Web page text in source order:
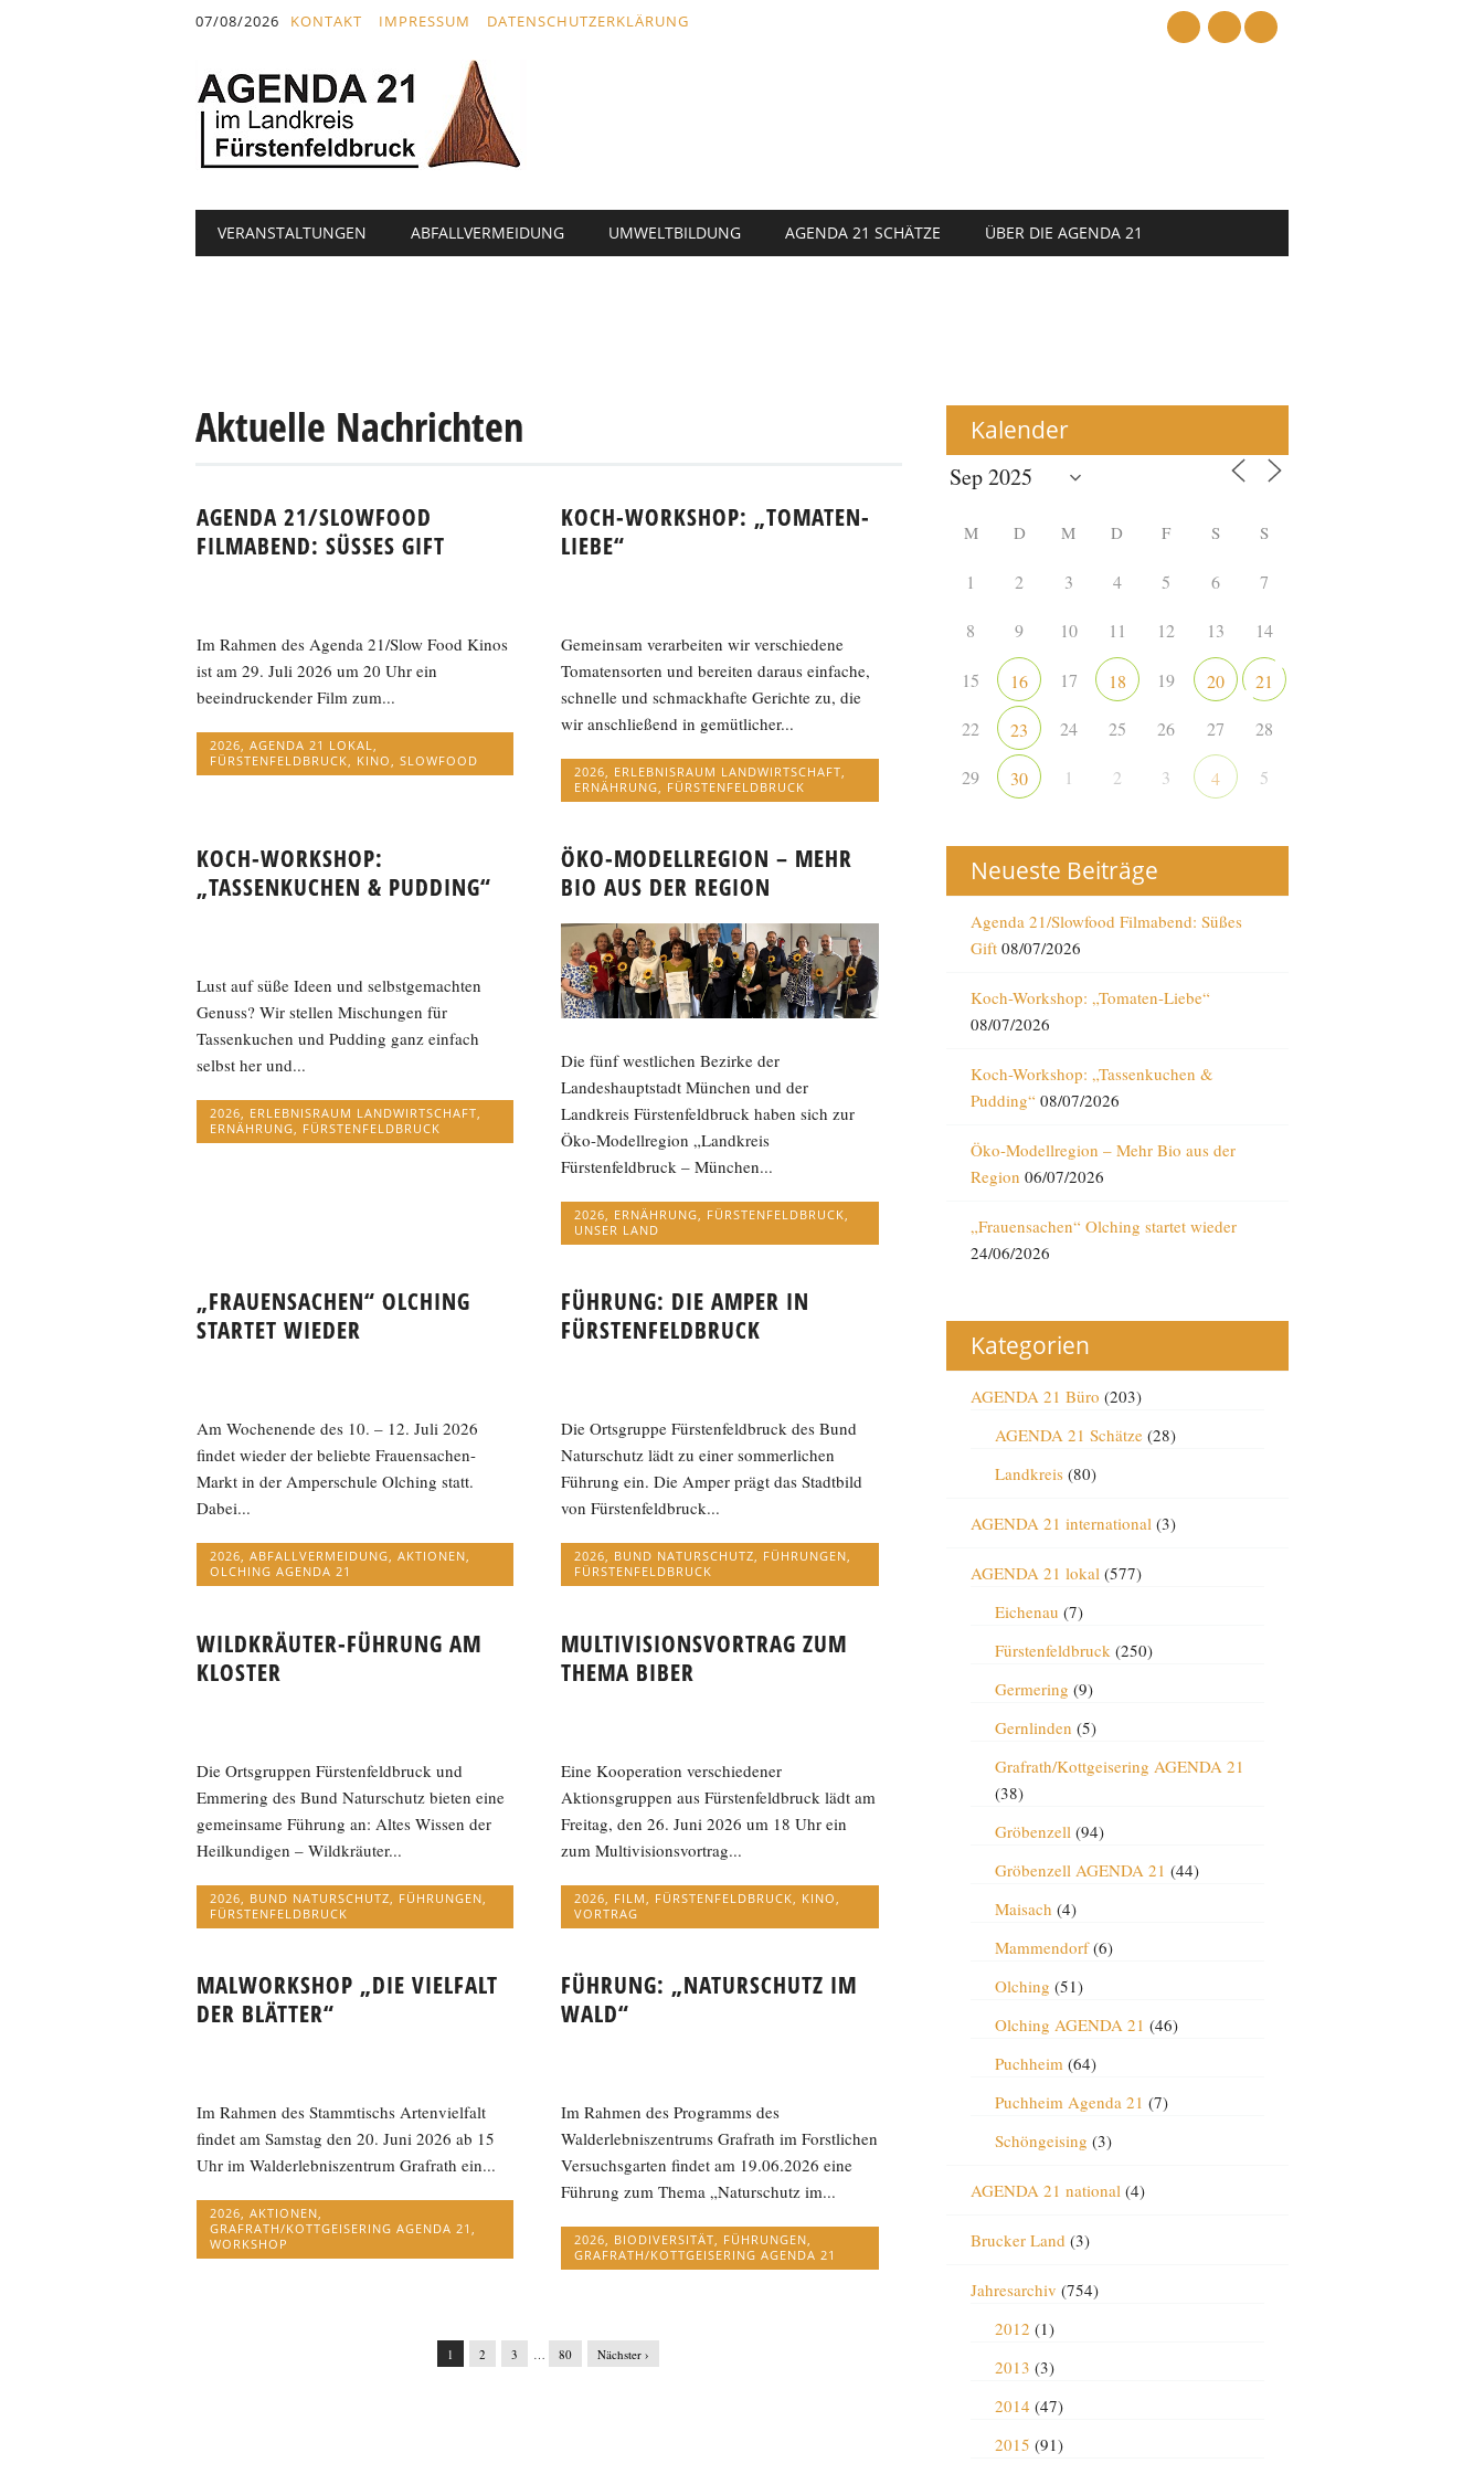
07/08/2026 KONTAKT IMPRESSUM DATENSCHUTZERKLÄRUNG
Hauptmenü
Abbrechen
VERANSTALTUNGEN ABFALLVERMEIDUNG UMWELTBILDUNG AGENDA 21 SCHÄTZE ÜBER DIE AGENDA 21
Aktuelle Nachrichten
AGENDA 21/SLOWFOOD
FILMABEND: SÜSSES GIFT
Im Rahmen des Agenda 21/Slow Food Kinos
ist am 29. Juli 2026 um 20 Uhr ein
beeindruckender Film zum...
2026 AGENDA 21 LOKAL
FÜRSTENFELDBRUCK
KINO SLOWFOOD
KOCH-WORKSHOP: „TOMATEN-
LIEBE“
Gemeinsam verarbeiten wir verschiedene
Tomatensorten und bereiten daraus einfache,
schnelle und schmackhafte Gerichte zu, die
wir anschließend in gemütlicher...
2026 ERLEBNISRAUM LANDWIRTSCHAFT
ERNÄHRUNG
FÜRSTENFELDBRUCK
KOCH-WORKSHOP:
„TASSENKUCHEN & PUDDING“
Lust auf süße Ideen und selbstgemachten
Genuss? Wir stellen Mischungen für
Tassenkuchen und Pudding ganz einfach
selbst her und...
2026 ERLEBNISRAUM LANDWIRTSCHAFT
ERNÄHRUNG
FÜRSTENFELDBRUCK
ÖKO-MODELLREGION – MEHR
BIO AUS DER REGION
Die fünf westlichen Bezirke der
Landeshauptstadt München und der
Landkreis Fürstenfeldbruck haben sich zur
Öko-Modellregion „Landkreis
Fürstenfeldbruck – München...
2026, ERNÄHRUNG, FÜRSTENFELDBRUCK,
UNSER LAND
„FRAUENSACHEN“ OLCHING
STARTET WIEDER
Am Wochenende des 10. – 12. Juli 2026
findet wieder der beliebte Frauensachen-
Markt in der Amperschule Olching statt.
Dabei...
2026, ABFALLVERMEIDUNG, AKTIONEN,
OLCHING AGENDA 21
FÜHRUNG: DIE AMPER IN
FÜRSTENFELDBRUCK
Die Ortsgruppe Fürstenfeldbruck des Bund
Naturschutz lädt zu einer sommerlichen
Führung ein. Die Amper prägt das Stadtbild
von Fürstenfeldbruck...
2026, BUND NATURSCHUTZ, FÜHRUNGEN,
FÜRSTENFELDBRUCK
WILDKRÄUTER-FÜHRUNG AM
KLOSTER
Die Ortsgruppen Fürstenfeldbruck und
Emmering des Bund Naturschutz bieten eine
gemeinsame Führung an: Altes Wissen der
Heilkundigen – Wildkräuter...
2026 BUND NATURSCHUTZ FÜHRUNGEN
FÜRSTENFELDBRUCK
MULTIVISIONSVORTRAG ZUM
THEMA BIBER
Eine Kooperation verschiedener
Aktionsgruppen aus Fürstenfeldbruck lädt am
Freitag, den 26. Juni 2026 um 18 Uhr ein
zum Multivisionsvortrag...
2026 FILM FÜRSTENFELDBRUCK KINO
VORTRAG
MALWORKSHOP „DIE VIELFALT
DER BLÄTTER“
Im Rahmen des Stammtischs Artenvielfalt
findet am Samstag den 20. Juni 2026 ab 15
Uhr im Walderlebniszentrum Grafrath ein...
2026, AKTIONEN,
GRAFRATH/KOTTGEISERING AGENDA 21 ,
WORKSHOP
FÜHRUNG: „NATURSCHUTZ IM
WALD“
Im Rahmen des Programms des
Walderlebniszentrums Grafrath im Forstlichen
Versuchsgarten findet am 19.06.2026 eine
Führung zum Thema „Naturschutz im...
2026, BIODIVERSITÄT, FÜHRUNGEN,
GRAFRATH/KOTTGEISERING AGENDA 21
1 2 3 … 80 Nächster ›
Kalender
M D M D F S S
1 2 3 4 5 6 7
8 9 10 11 12 13 14
15 16 17 18 19 20 21
22 23 24 25 26 27 28
29 30 1 2 3 4 5
Neueste Beiträge
Agenda 21/Slowfood Filmabend: Süßes
Gift 08/07/2026
Koch-Workshop: „Tomaten-Liebe“
08/07/2026
Koch-Workshop: „Tassenkuchen &
Pudding“ 08/07/2026
Öko-Modellregion – Mehr Bio aus der
Region 06/07/2026
„Frauensachen“ Olching startet wieder
24/06/2026
Kategorien
AGENDA 21 Büro (203)
AGENDA 21 Schätze(28)
Landkreis(80)
AGENDA 21 international (3)
AGENDA 21 lokal (577)
Eichenau (7)
Fürstenfeldbruck (250)
Germering (9)
Gernlinden (5)
Grafrath/Kottgeisering AGENDA 21
(38)
Gröbenzell (94)
Gröbenzell AGENDA 21 (44)
Maisach (4)
Mammendorf(6)
Olching (51)
Olching AGENDA 21 (46)
Puchheim (64)
Puchheim Agenda 21 (7)
Schöngeising (3)
AGENDA 21 national (4)
Brucker Land (3)
Jahresarchiv (754)
2012 (1)
2013 (3)
2014 (47)
2015 (91)